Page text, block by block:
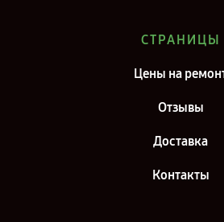
СТРАНИЦЫ
Цены на
Отзывы
Доставка
Контакты